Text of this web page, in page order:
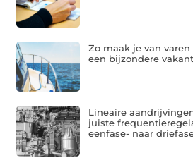
Zo maak je van
een bijzondere
Lineaire
juiste
eenfase- naar